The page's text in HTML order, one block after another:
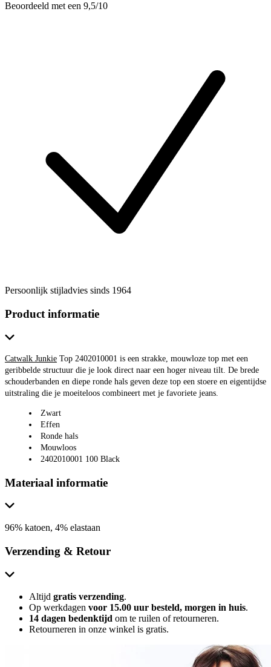
Beoordeeld met een 9,5/10
Persoonlijk stijladvies sinds 1964
Product informatie
Catwalk Junkie Top 2402010001 is een strakke, mouwloze top met een
geribbelde structuur die je look direct naar een hoger niveau tilt. De brede
schouderbanden en diepe ronde hals geven deze top een stoere en eigentijdse
uitstraling die je moeiteloos combineert met je favoriete jeans.
Zwart
Effen
Ronde hals
Mouwloos
2402010001 100 Black
Materiaal informatie
96% katoen, 4% elastaan
Verzending & Retour
Altijd gratis verzending.
Op werkdagen voor 15.00 uur besteld, morgen in huis.
14 dagen bedenktijd om te ruilen of retourneren.
Retourneren in onze winkel is gratis.